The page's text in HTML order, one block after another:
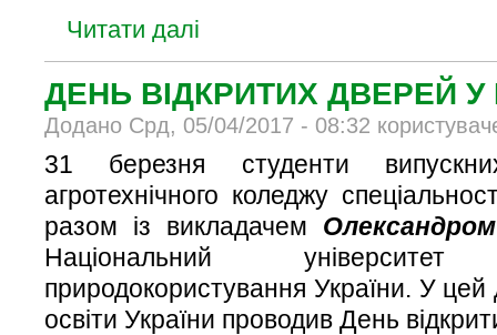
Читати далі
ДЕНЬ ВІДКРИТИХ ДВЕРЕЙ У
Додано Срд, 05/04/2017 - 08:32
31 березня студенти
агротехнічного коледжу
разом із викладачем
Національний
природокористування України. У
освіти України проводив День